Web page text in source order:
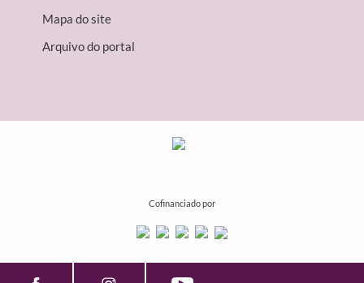
Mapa do site
Arquivo do portal
Cofinanciado por